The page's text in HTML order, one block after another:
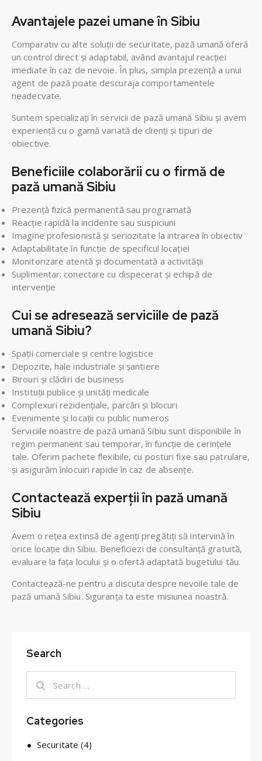
Avantajele pazei umane în Sibiu
Comparativ cu alte soluții de securitate, pază umană oferă
un control direct și adaptabil, având avantajul reacției
imediate în caz de nevoie. În plus, simpla prezență a unui
agent de pază poate descuraja comportamentele
neadecvate.
Suntem specializați în servicii de pază umană Sibiu și avem
experiență cu o gamă variată de clienți și tipuri de
obiective.
Beneficiile colaborării cu o firmă de
pază umană Sibiu
Prezență fizică permanentă sau programată
Reacție rapidă la incidente sau suspiciuni
Imagine profesionistă și seriozitate la intrarea în obiectiv
Adaptabilitate în funcție de specificul locației
Monitorizare atentă și documentată a activității
Suplimentar: conectare cu dispecerat și echipă de
intervenție
Cui se adresează serviciile de pază
umană Sibiu?
Spații comerciale și centre logistice
Depozite, hale industriale și șantiere
Birouri și clădiri de business
Instituții publice și unități medicale
Complexuri rezidențiale, parcări și blocuri
Evenimente și locații cu public numeros
Serviciile noastre de pază umană Sibiu sunt disponibile în
regim permanent sau temporar, în funcție de cerințele
tale. Oferim pachete flexibile, cu posturi fixe sau patrulare,
și asigurăm înlocuiri rapide în caz de absențe.
Contactează experții în pază umană
Sibiu
Avem o rețea extinsă de agenți pregătiți să intervină în
orice locație din Sibiu. Beneficiezi de consultanță gratuită,
evaluare la fața locului și o ofertă adaptată bugetului tău.
Contactează-ne pentru a discuta despre nevoile tale de
pază umană Sibiu. Siguranța ta este misiunea noastră.
Search
Categories
Securitate (4)